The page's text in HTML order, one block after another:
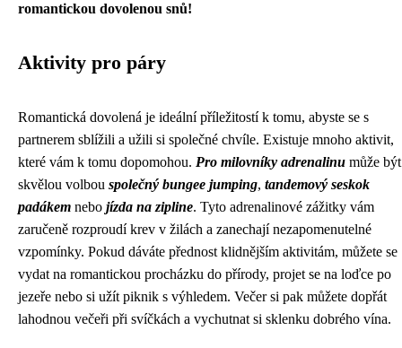
romantickou dovolenou snů!
Aktivity pro páry
Romantická dovolená je ideální příležitostí k tomu, abyste se s
partnerem sblížili a užili si společné chvíle. Existuje mnoho aktivit,
které vám k tomu dopomohou. Pro milovníky adrenalinu může být
skvělou volbou společný bungee jumping, tandemový seskok
padákem nebo jízda na zipline. Tyto adrenalinové zážitky vám
zaručeně rozproudí krev v žilách a zanechají nezapomenutelné
vzpomínky. Pokud dáváte přednost klidnějším aktivitám, můžete se
vydat na romantickou procházku do přírody, projet se na loďce po
jezeře nebo si užít piknik s výhledem. Večer si pak můžete dopřát
lahodnou večeři při svíčkách a vychutnat si sklenku dobrého vína.